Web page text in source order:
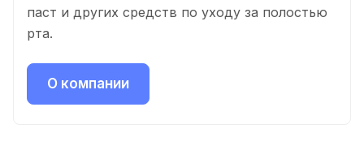
паст и других средств по уходу за полостью
рта.
О компании